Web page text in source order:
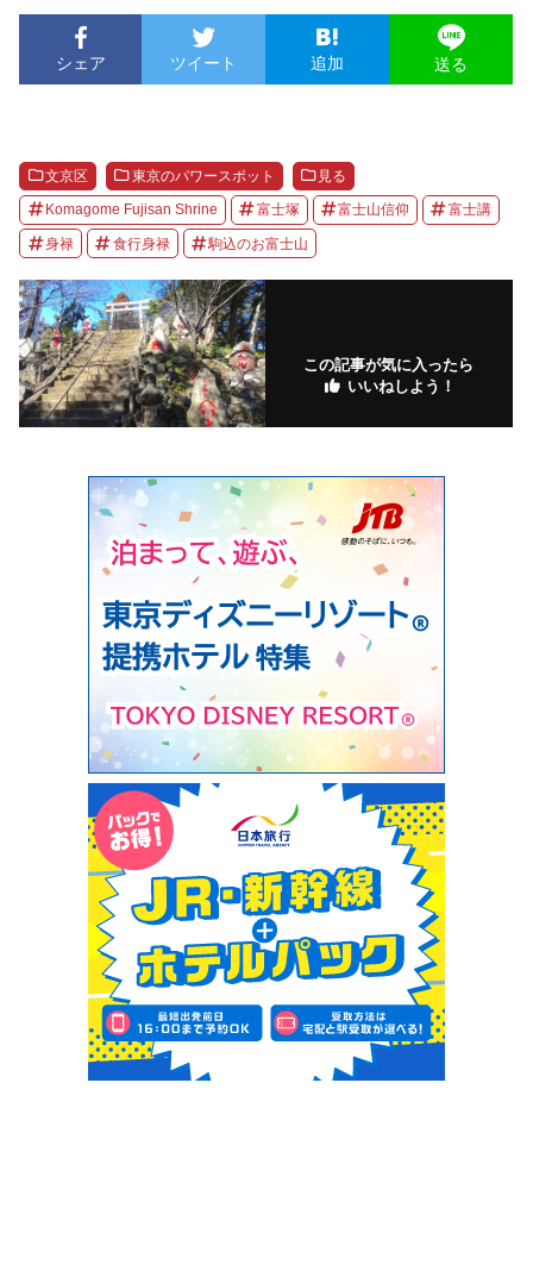
シェア ツイート 追加 送る
文京区 東京のパワースポット 見る
Komagome Fujisan Shrine 富士塚 富士山信仰 富士講
身禄 食行身禄 駒込のお富士山
この記事が気に入ったら
いいねしよう！